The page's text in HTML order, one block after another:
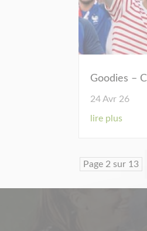
Goodies –
24 Avr 26
lire plus
Page 2 sur 13